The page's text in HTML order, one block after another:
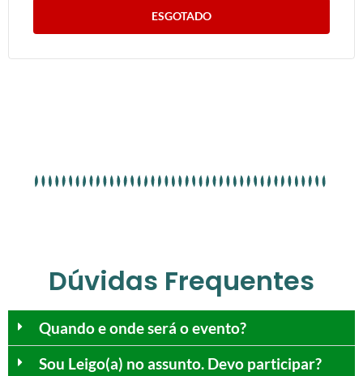
ESGOTADO
Dúvidas Frequentes
Quando e onde será o evento?
Sou Leigo(a) no assunto. Devo participar?